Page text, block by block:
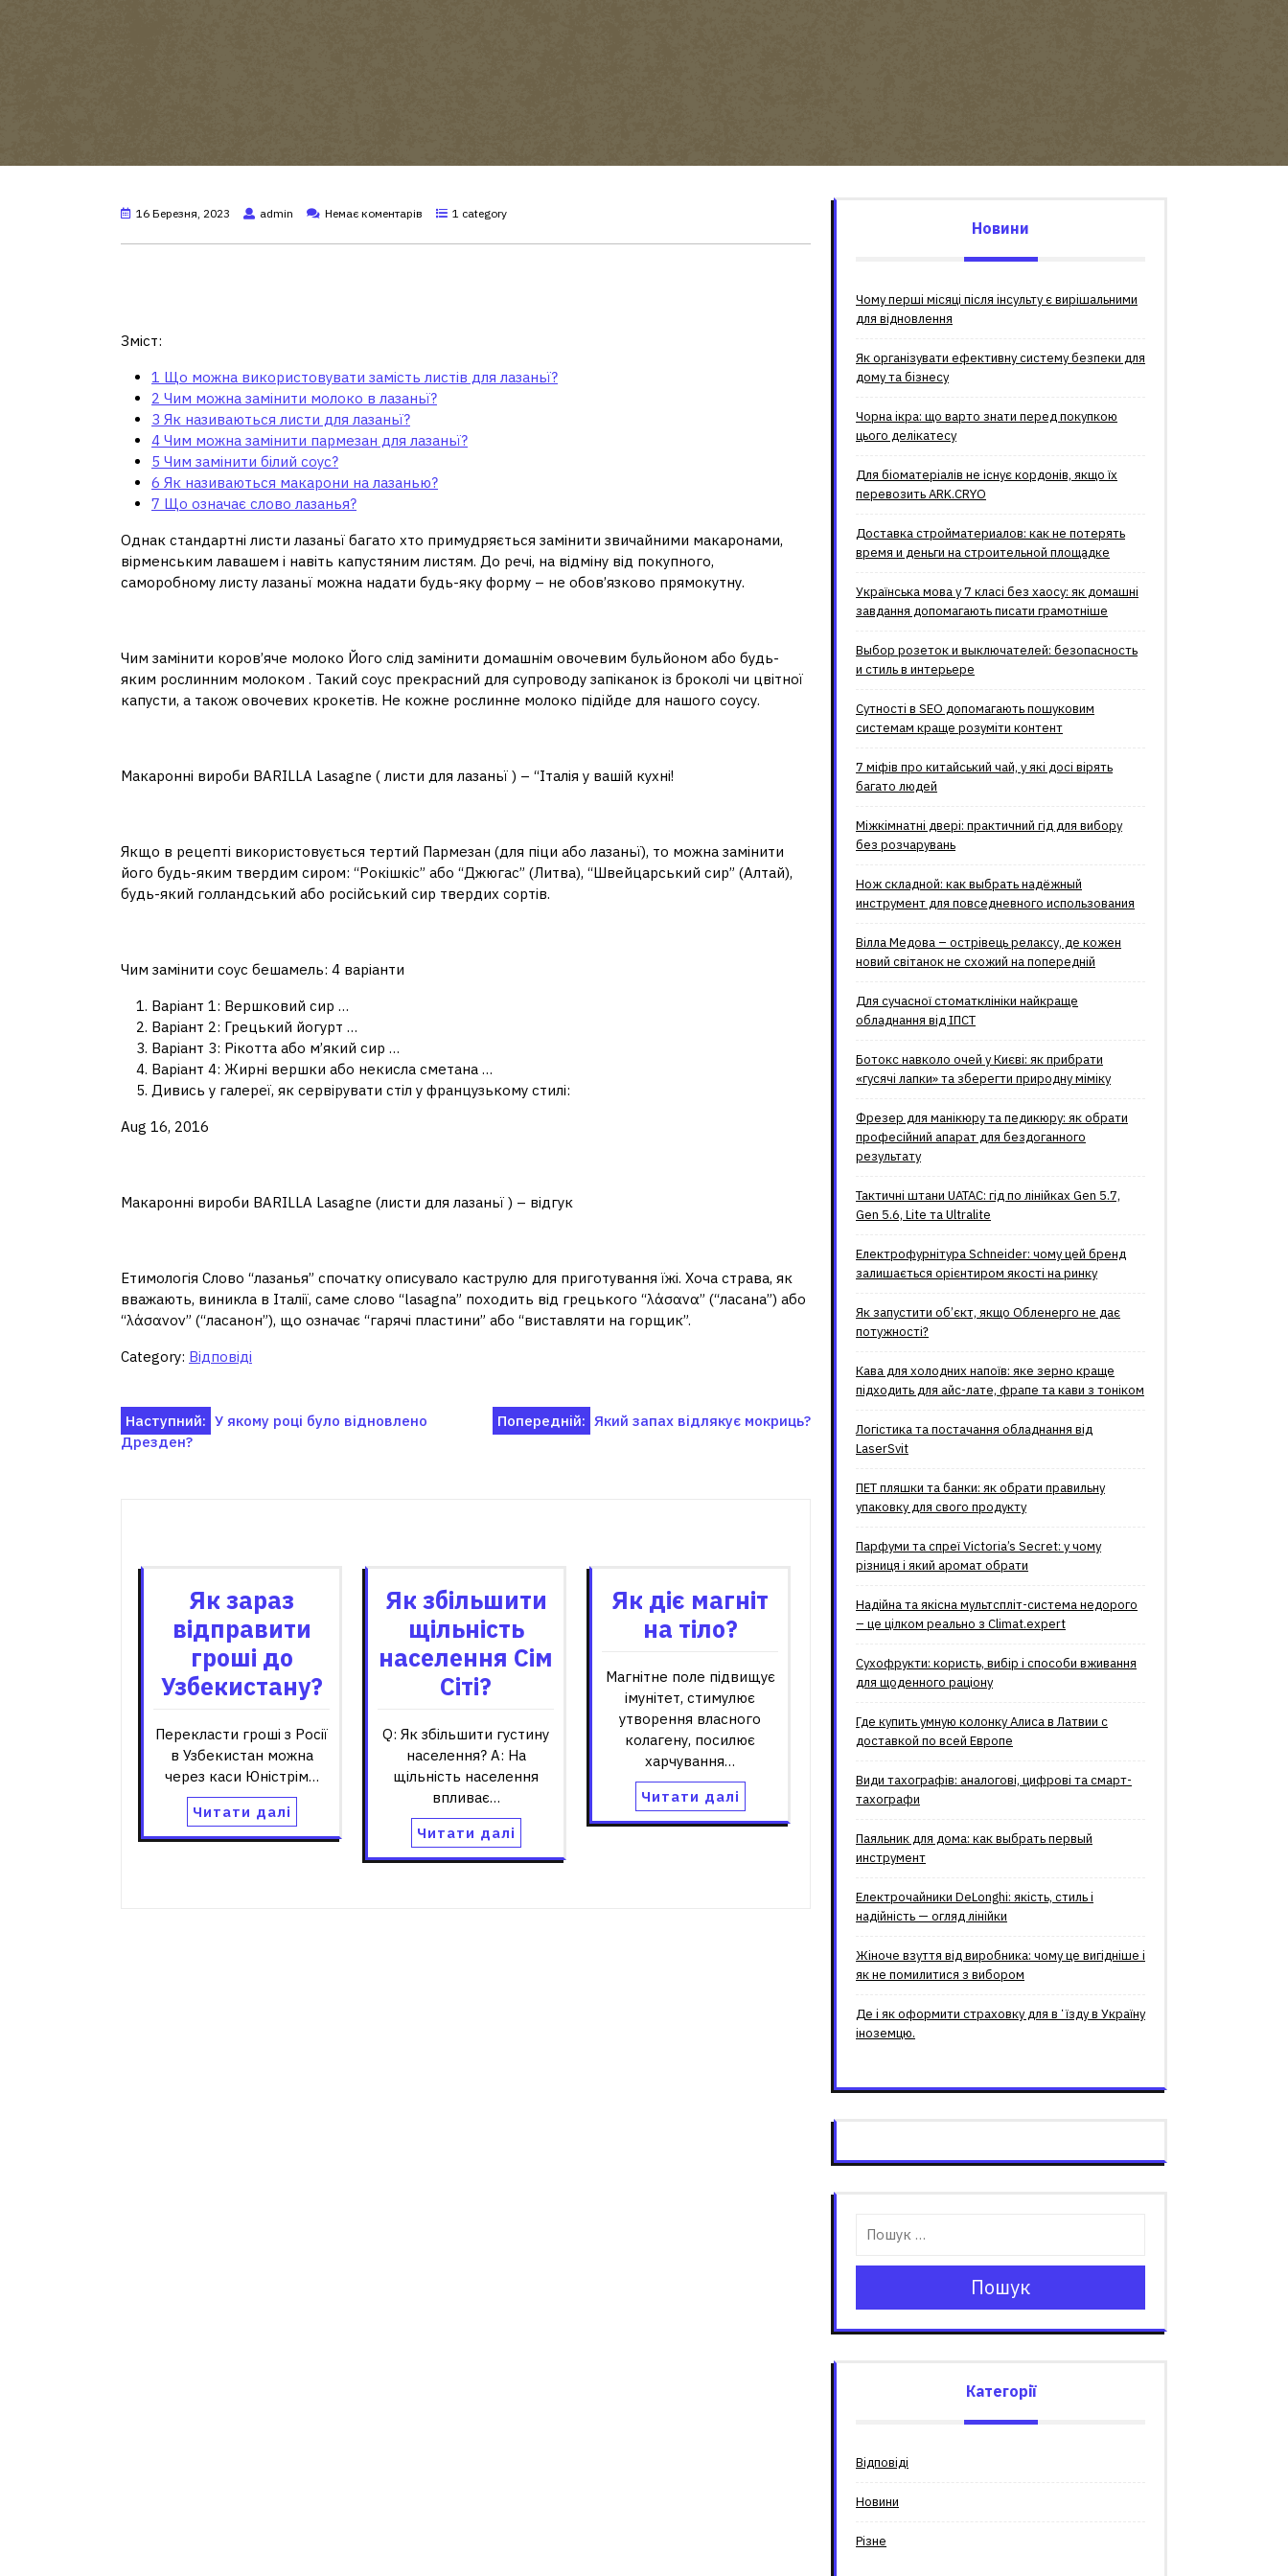
16 Березня, 2023 admin Немає коментарів 1 category
Зміст:
1 Що можна використовувати замість листів для лазаньї?
2 Чим можна замінити молоко в лазаньї?
3 Як називаються листи для лазаньї?
4 Чим можна замінити пармезан для лазаньї?
5 Чим замінити білий соус?
6 Як називаються макарони на лазанью?
7 Що означає слово лазанья?
Однак стандартні листи лазаньї багато хто примудряється замінити звичайними макаронами,
вірменським лавашем і навіть капустяним листям. До речі, на відміну від покупного,
саморобному листу лазаньї можна надати будь-яку форму – не обов’язково прямокутну.
Чим замінити коров’яче молоко Його слід замінити домашнім овочевим бульйоном або будь-
яким рослинним молоком . Такий соус прекрасний для супроводу запіканок із броколі чи цвітної
капусти, а також овочевих крокетів. Не кожне рослинне молоко підійде для нашого соусу.
Макаронні вироби BARILLA Lasagne ( листи для лазаньї ) – “Італія у вашій кухні!
Якщо в рецепті використовується тертий Пармезан (для піци або лазаньї), то можна замінити
його будь-яким твердим сиром: “Рокішкіс” або “Джюгас” (Литва), “Швейцарський сир” (Алтай),
будь-який голландський або російський сир твердих сортів.
Чим замінити соус бешамель: 4 варіанти
Варіант 1: Вершковий сир …
Варіант 2: Грецький йогурт …
Варіант 3: Рікотта або м’який сир …
Варіант 4: Жирні вершки або некисла сметана …
Дивись у галереї, як сервірувати стіл у французькому стилі:
Aug 16, 2016
Макаронні вироби BARILLA Lasagne (листи для лазаньї ) – відгук
Етимологія Слово “лазанья” спочатку описувало каструлю для приготування їжі. Хоча страва, як
вважають, виникла в Італії, саме слово “lasagna” походить від грецького “λάσανα” (“ласана”) або
“λάσανον” (“ласанон”), що означає “гарячі пластини” або “виставляти на горщик”.
Category: Відповіді
Навігація
Попередній: Який запах відлякує мокриць?
Наступний: У якому році було відновлено
Дрезден?
Як зараз
відправити
гроші до
Узбекистану?
Перекласти гроші з Росії
в Узбекистан можна
через каси Юнiстрiм…
Читати далі
Як збільшити
щільність
населення Сім
Сіті?
Q: Як збільшити густину
населення? A: На
щільність населення
впливає…
Читати далі
Як діє магніт
на тіло?
Магнітне поле підвищує
імунітет, стимулює
утворення власного
колагену, посилює
харчування…
Читати далі
Новини
Чому перші місяці після інсульту є вирішальними
для відновлення
Як організувати ефективну систему безпеки для
дому та бізнесу
Чорна ікра: що варто знати перед покупкою
цього делікатесу
Для біоматеріалів не існує кордонів, якщо їх
перевозить ARK.CRYO
Доставка стройматериалов: как не потерять
время и деньги на строительной площадке
Українська мова у 7 класі без хаосу: як домашні
завдання допомагають писати грамотніше
Выбор розеток и выключателей: безопасность
и стиль в интерьере
Сутності в SEO допомагають пошуковим
системам краще розуміти контент
7 міфів про китайський чай, у які досі вірять
багато людей
Міжкімнатні двері: практичний гід для вибору
без розчарувань
Нож складной: как выбрать надёжный
инструмент для повседневного использования
Вілла Медова – острівець релаксу, де кожен
новий світанок не схожий на попередній
Для сучасної стоматклініки найкраще
обладнання від ІПСТ
Ботокс навколо очей у Києві: як прибрати
«гусячі лапки» та зберегти природну міміку
Фрезер для манікюру та педикюру: як обрати
професійний апарат для бездоганного
результату
Тактичні штани UATAC: гід по лінійках Gen 5.7,
Gen 5.6, Lite та Ultralite
Електрофурнітура Schneider: чому цей бренд
залишається орієнтиром якості на ринку
Як запустити об’єкт, якщо Обленерго не дає
потужності?
Кава для холодних напоїв: яке зерно краще
підходить для айс-лате, фрапе та кави з тоніком
Логістика та постачання обладнання від
LaserSvit
ПЕТ пляшки та банки: як обрати правильну
упаковку для свого продукту
Парфуми та спреї Victoria’s Secret: у чому
різниця і який аромат обрати
Надійна та якісна мультспліт-система недорого
– це цілком реально з Climat.еxpert
Сухофрукти: користь, вибір і способи вживання
для щоденного раціону
Где купить умную колонку Алиса в Латвии с
доставкой по всей Европе
Види тахографів: аналогові, цифрові та смарт-
тахографи
Паяльник для дома: как выбрать первый
инструмент
Електрочайники DeLonghi: якість, стиль і
надійність — огляд лінійки
Жіноче взуття від виробника: чому це вигідніше і
як не помилитися з вибором
Де і як оформити страховку для вʼїзду в Україну
іноземцю.
Пошук
Категорії
Відповіді
Новини
Різне